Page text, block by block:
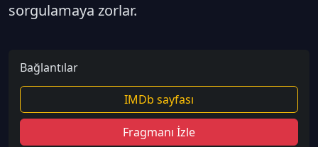
sorgulamaya zorlar.
Bağlantılar
IMDb sayfası
Fragmanı İzle